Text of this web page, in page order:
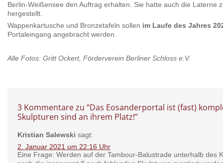
Berlin-Weißensee den Auftrag erhalten. Sie hatte auch die Laterne
hergestellt.
Wappenkartusche und Bronzetafeln sollen im Laufe des Jahres
Portaleingang angebracht werden.
Alle Fotos: Gritt Ockert, Förderverein Berliner Schloss e.V.
3 Kommentare zu “Das Eosanderportal ist (fast)
Skulpturen sind an ihrem Platz!”
Kristian Salewski sagt:
2. Januar 2021 um 22:16 Uhr
Eine Frage: Werden auf der Tambour-Balustrade unterhalb des